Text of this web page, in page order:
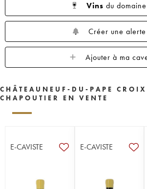
Vins du domaine
Créer une alerte
Ajouter à ma
CHÂTEAUNEUF-DU-PAPE
CHAPOUTIER EN VENTE
E-CAVISTE E-CAVISTE